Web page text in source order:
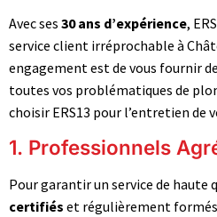
Avec ses 30 ans d’expérience,
service client irréprochable à
engagement est de vous fournir
toutes vos problématiques de
choisir ERS13 pour l’entretien de
1. Professionnels
Pour garantir un service de
certifiés et régulièrement